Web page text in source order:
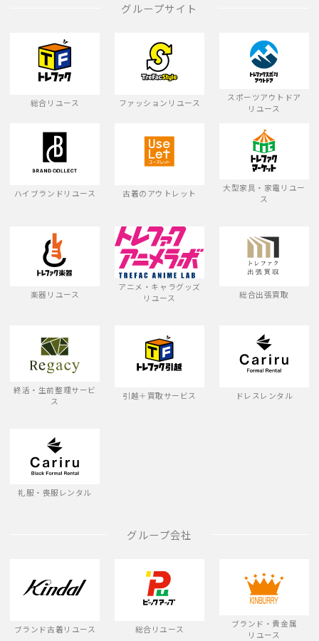
グループサイト
総合リユース ファッションリユース
スポーツアウトドア
リユース
ハイブランドリユース 古着のアウトレット
大型家具・家電リユー
ス
楽器リユース
アニメ・キャラグッズ
リユース
総合出張買取
終活・生前整理サービ
ス
引越＋買取サービス ドレスレンタル
礼服・喪服レンタル
グループ会社
ブランド古着リユース 総合リユース
ブランド・貴金属
リユース